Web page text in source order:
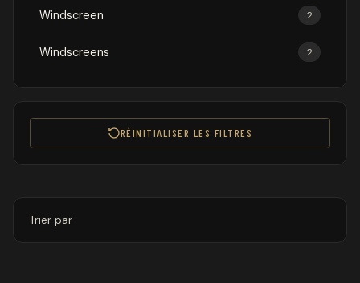
Windscreen 2
Windscreens 2
RÉINITIALISER LES FILTRES
Trier par